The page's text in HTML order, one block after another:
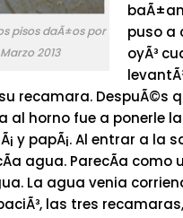
pisos daÃ±os por
2013
puso a
oyÃ³
recamara. DespuÃ©s
al horno fue a ponerle
y papÃ¡. Al entrar a la
agua. ParecÃ­a como
La agua venia
las tres